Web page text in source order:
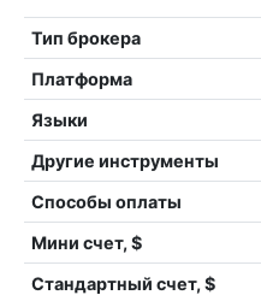
Тип брокера
Платформа
Языки
Другие инструменты
Способы оплаты
Мини счет, $
Стандартный счет, $